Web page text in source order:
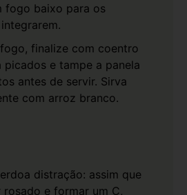
fogo baixo para os
finalize com coentro
picados e tampe a panela
antes de servir. Sirva
com arroz branco.
distração: assim que
e formar um C,